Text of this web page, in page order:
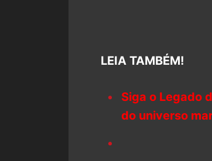
LEIA TAMBÉM!
Siga o Legado
do universo